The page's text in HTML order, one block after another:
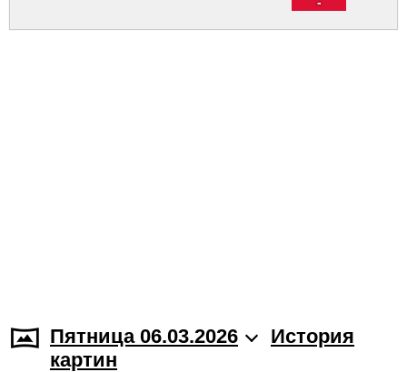
Пятница 06.03.2026
История
картин